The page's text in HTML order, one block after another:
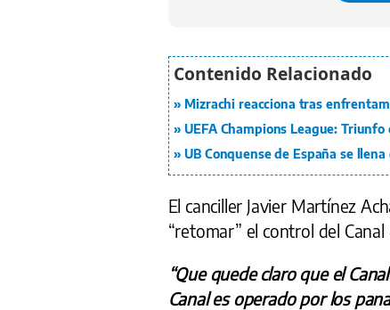
Mizrachi reacciona tras
UEFA Champions League:
UB Conquense de España se
El canciller Javier Martínez
“retomar” el control del Canal
“Que quede claro que el
Canal es operado por los